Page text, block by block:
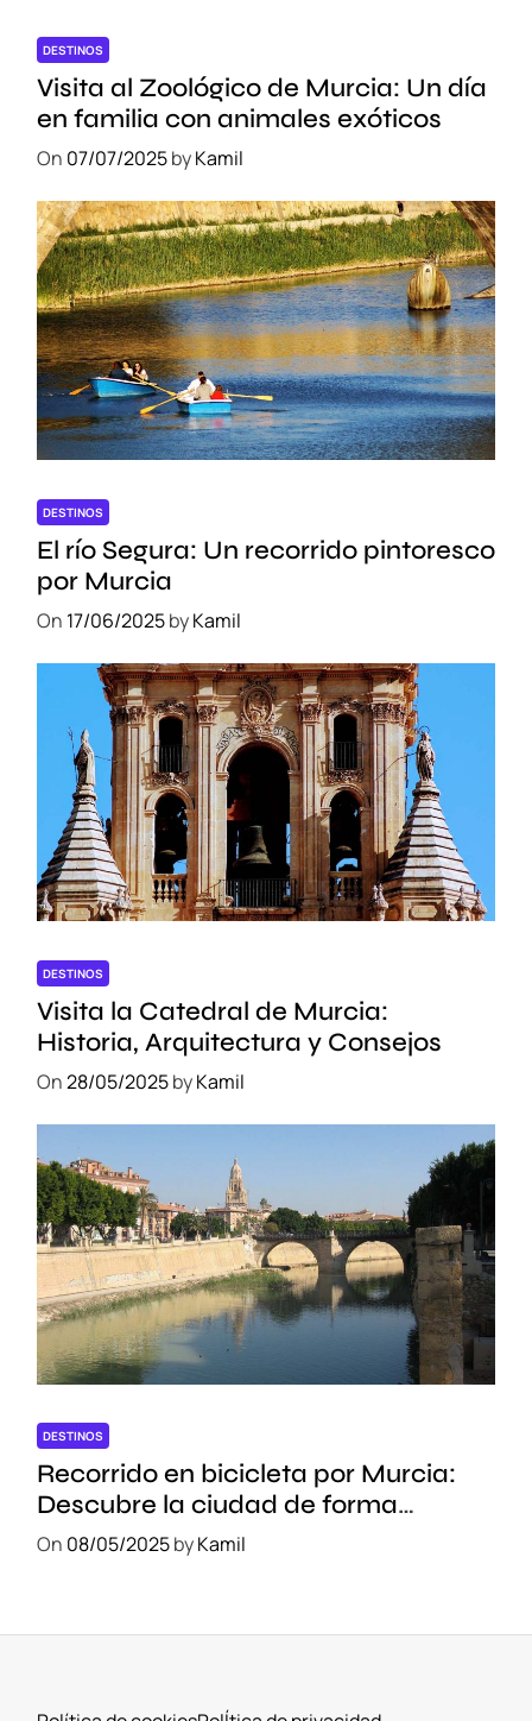
a
A
v
n
t
u
r
a
DESTINOS
Visita al Zoológico de Murcia: Un día
en familia con animales exóticos
On 07/07/2025byKamil
DESTINOS
El río Segura: Un recorrido pintoresco
por Murcia
On 17/06/2025byKamil
DESTINOS
Visita la Catedral de Murcia:
Historia, Arquitectura y Consejos
On28/05/2025byKamil
DESTINOS
Recorrido en bicicleta por Murcia:
Descubre la ciudad de forma
sostenible
On 08/05/2025byKamil